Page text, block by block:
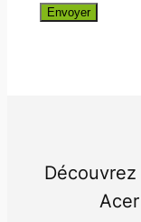
Envoyer